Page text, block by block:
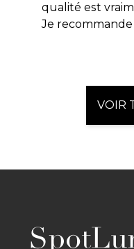
qualité est
Je recommande
VOIR